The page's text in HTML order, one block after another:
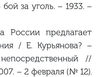
за уголь. – 1933. –
России предлагает
/ Е. Курьянова? –
//
– 2 февраля (№ 12).